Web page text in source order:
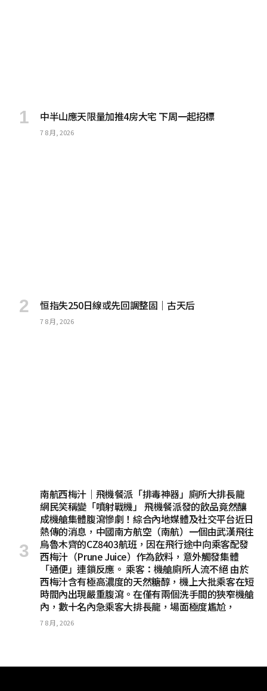
中半山應天限量加推4房大宅 下周一起招標
7 8 月, 2026
恒指失250日線或先回調整固｜古天后
7 8 月, 2026
南航西梅汁｜飛機餐派「排毒神器」廁所大排長龍
網民笑稱變「噴射戰機」 飛機餐派發的飲品竟然釀
成機艙集體腹瀉慘劇！綜合內地媒體及社交平台近日
熱傳的消息，中國南方航空（南航）一個由武漢飛往
烏魯木齊的CZ8403航班，因在飛行途中向乘客配發
西梅汁（Prune Juice）作為飲料，意外觸發集體
「通便」連鎖反應。 乘客：機艙廁所人流不絕 由於
西梅汁含有極高濃度的天然糖醇，機上大批乘客在短
時間內出現嚴重腹瀉。在僅有兩個洗手間的狹窄機艙
內，數十名內急乘客大排長龍，場面極度尷尬，
7 8 月, 2026